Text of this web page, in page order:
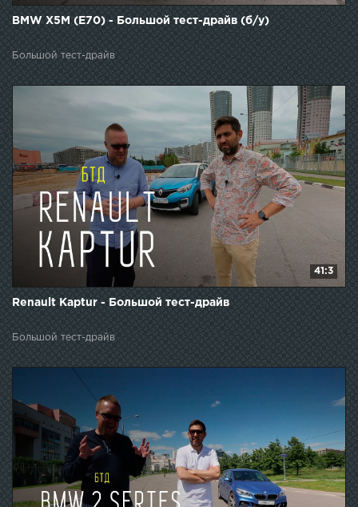
BMW X5M (E70) - Большой тест-драйв (б/у)
Большой тест-драйв
41:3
Renault Kaptur - Большой тест-драйв
Большой тест-драйв